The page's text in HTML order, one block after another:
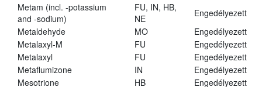
Metam (incl. -potassium
and -sodium)
FU, IN, HB,
NE
Engedélyezett
Metaldehyde
MO
Engedélyezett
Metalaxyl-M
FU
Engedélyezett
Metalaxyl
FU
Engedélyezett
Metaflumizone
IN
Engedélyezett
Mesotrione
HB
Engedélyezett